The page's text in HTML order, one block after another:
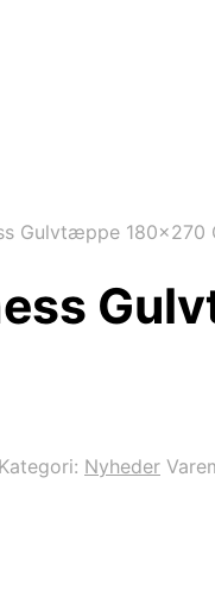
Gulvtæppe
Kategori: Nyheder